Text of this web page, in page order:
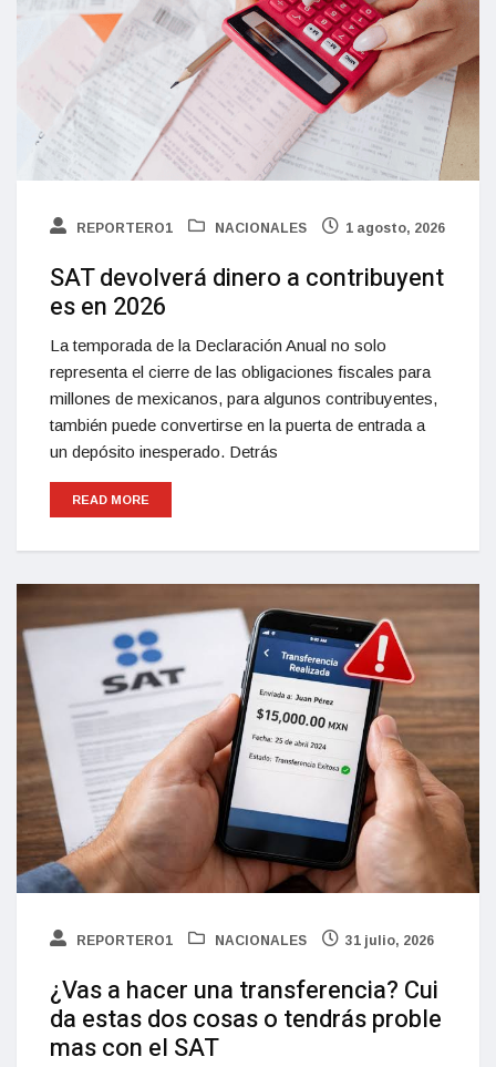
REPORTERO1 NACIONALES 1 agosto, 2026
SAT devolverá dinero a contribuyent
es en 2026
La temporada de la Declaración Anual no solo
representa el cierre de las obligaciones fiscales para
millones de mexicanos, para algunos contribuyentes,
también puede convertirse en la puerta de entrada a
un depósito inesperado. Detrás
READ MORE
REPORTERO1 NACIONALES 31 julio, 2026
¿Vas a hacer una transferencia? Cui
da estas dos cosas o tendrás proble
mas con el SAT